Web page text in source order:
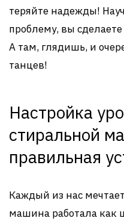
теряйте надежды!
проблему, вы
А там, глядишь, и
танцев!
Настройка
стиральной
правильная
Каждый из нас
машина работала как